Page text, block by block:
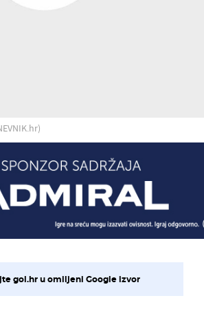
gol.hr u omiljeni Google izvor